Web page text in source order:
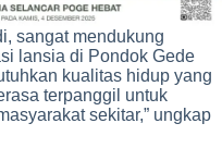
sangat mendukung
lansia di Pondok Gede
kualitas hidup yang
terpanggil untuk
sekitar,” ungkap